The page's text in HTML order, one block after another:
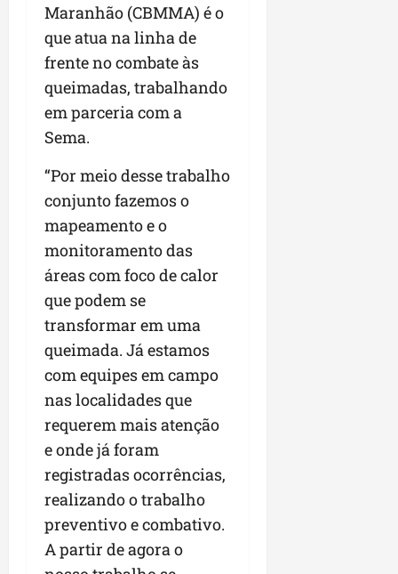
Maranhão (CBMMA) é o
que atua na linha de
frente no combate às
queimadas, trabalhando
em parceria com a
Sema.
“Por meio desse trabalho
conjunto fazemos o
mapeamento e o
monitoramento das
áreas com foco de calor
que podem se
transformar em uma
queimada. Já estamos
com equipes em campo
nas localidades que
requerem mais atenção
e onde já foram
registradas ocorrências,
realizando o trabalho
preventivo e combativo.
A partir de agora o